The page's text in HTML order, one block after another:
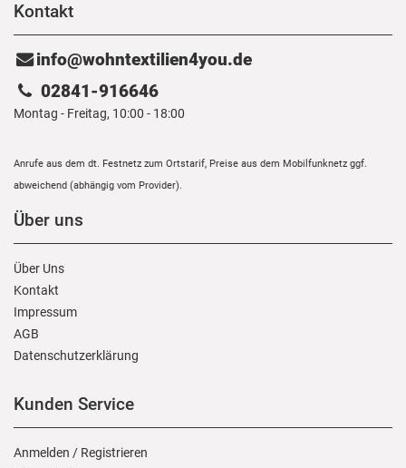
Kontakt
info@wohntextilien4you.de
02841-916646
Montag - Freitag, 10:00 - 18:00
Anrufe aus dem dt. Festnetz zum Ortstarif, Preise aus dem Mobilfunknetz ggf.
abweichend (abhängig vom Provider).
Über uns
Über Uns
Kontakt
Impressum
AGB
Daten­schutz­erklärung
Kunden Service
Anmelden / Registrieren